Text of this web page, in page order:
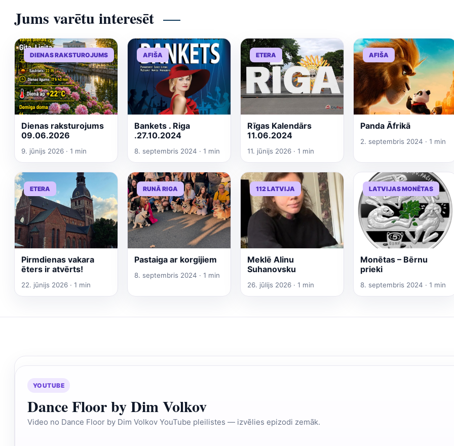
Jums varētu interesēt
DIENAS RAKSTUROJUMS
Dienas raksturojums
09.06.2026
9. jūnijs 2026 · 1 min
AFIŠA
Bankets . Riga
.27.10.2024
8. septembris 2024 · 1 min
ETERA
Rīgas Kalendārs
11.06.2024
11. jūnijs 2026 · 1 min
AFIŠA
Panda Āfrikā
2. septembris 2024 · 1 min
ETERA
Pirmdienas vakara
ēters ir atvērts!
22. jūnijs 2026 · 1 min
RUNĀ RIGA
Pastaiga ar korgijiem
8. septembris 2024 · 1 min
112 LATVIJA
Meklē Alinu
Suhanovsku
26. jūlijs 2026 · 1 min
LATVIJAS MONĒTAS
Monētas – Bērnu
prieki
8. septembris 2024 · 1 min
YOUTUBE
Dance Floor by Dim Volkov
Video no Dance Floor by Dim Volkov YouTube pleilistes — izvēlies epizodi zemāk.